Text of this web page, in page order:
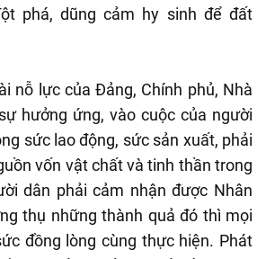
phá, dũng cảm hy sinh để đất
nỗ lực của Đảng, Chính phủ, Nhà
hưởng ứng, vào cuộc của người
sức lao động, sức sản xuất, phải
vốn vật chất và tinh thần trong
dân phải cảm nhận được Nhân
thụ những thành quả đó thì mọi
đồng lòng cùng thực hiện. Phát